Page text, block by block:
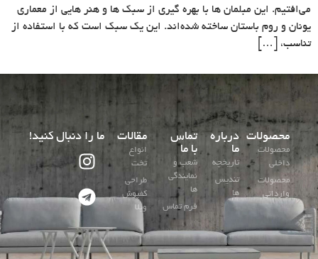
می‌افتیم. این مبلمان ها با بهره گیری از سبک ها و هنر هایی از معماری
یونان و روم باستان ساخته شده‌اند. این یک سبک است که با استفاده از
تناسب، […]
محصولات
محصولات
داخلی
محصولات
وارداتی
درباره
ما
تاریخچه
تندیس
ها
تماس
با ما
شعب و
نمایندگی
ها
فرم تماس
مقالات
انواع
تخت
طراحی
کفپوش
ویلا
ما را دنبال کنید!